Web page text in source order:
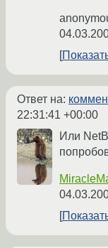
Ответ на:
22:31:41 +00:00
Или